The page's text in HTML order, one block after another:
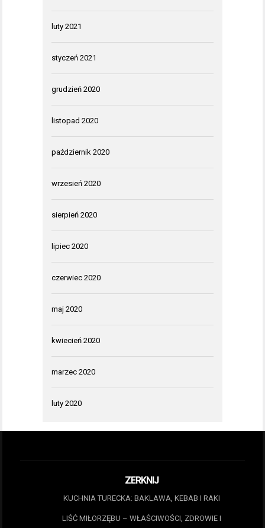
luty 2021
styczeń 2021
grudzień 2020
listopad 2020
październik 2020
wrzesień 2020
sierpień 2020
lipiec 2020
czerwiec 2020
maj 2020
kwiecień 2020
marzec 2020
luty 2020
ZERKNIJ
KUCHNIA TURECKA: BAKLAWA, KEBAB I RAKI
LIŚĆ MIŁORZĘBU – WŁAŚCIWOŚCI, ZDROWIE I